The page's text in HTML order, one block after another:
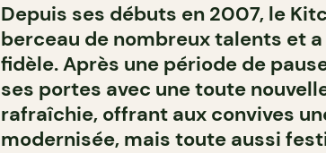
Depuis ses débuts en 2007, le
berceau de nombreux talents et
fidèle. Après une période de
ses portes avec une toute
rafraîchie, offrant aux convives
modernisée, mais toute aussi